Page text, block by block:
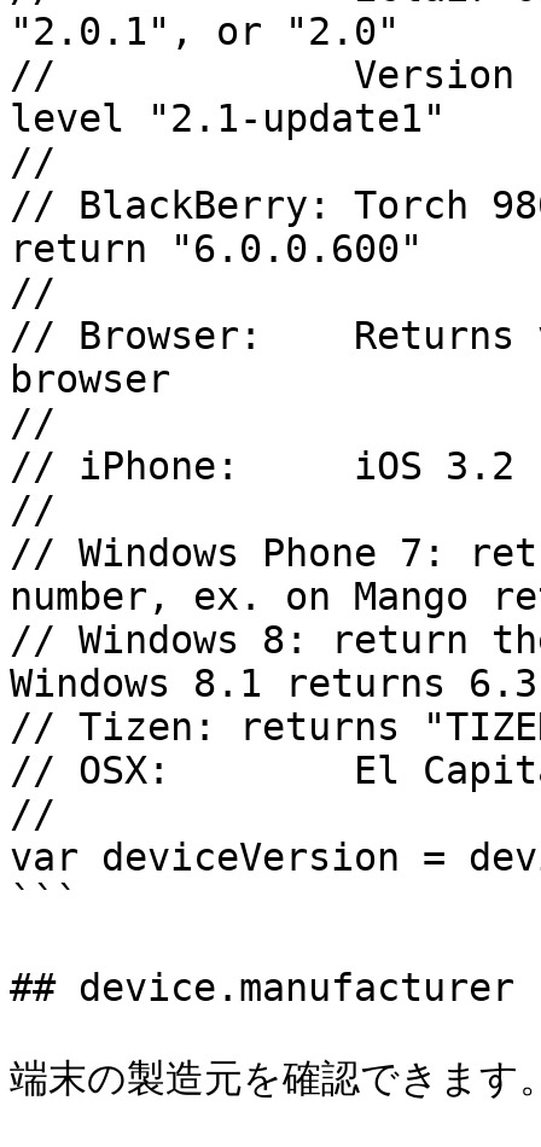
"2.0.1", or "2.0"
//             Version
level "2.1-update1"
//
// BlackBerry: Torch
return "6.0.0.600"
//
// Browser:    Returns
browser
//
// iPhone:     iOS 3.2
//
// Windows Phone 7:
number, ex. on Mango
// Windows 8: return
Windows 8.1 returns
// Tizen: returns
// OSX:        El
//
var deviceVersion =
```
## device.manufacturer
端末の製造元を確認できます